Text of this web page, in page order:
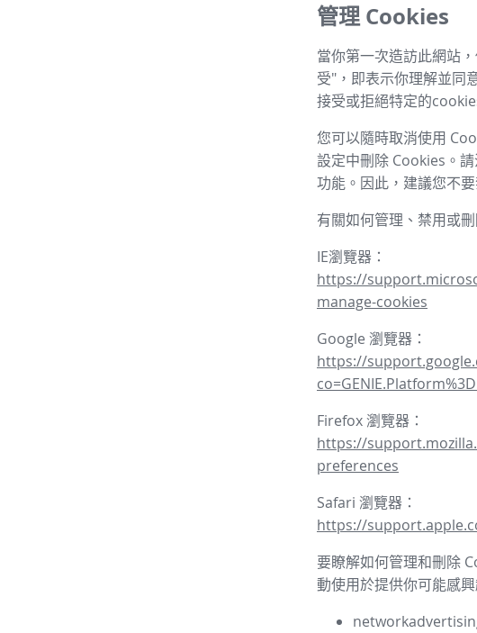
管理 Cookies
當你第一次造訪此網站
受"，即表示你理解並同
接受或拒絕特定的
您可以隨時取消使用
設定中刪除 Cookies。
功能。因此，建議您不
有關如何管理、禁用或
IE瀏覽器：
https://
manage-cookies
Google 瀏覽器：
https://
Firefox 瀏覽器：
https://
preferences
Safari 瀏覽器：
https://
要瞭解如何管理和刪除
動使用於提供你可能感